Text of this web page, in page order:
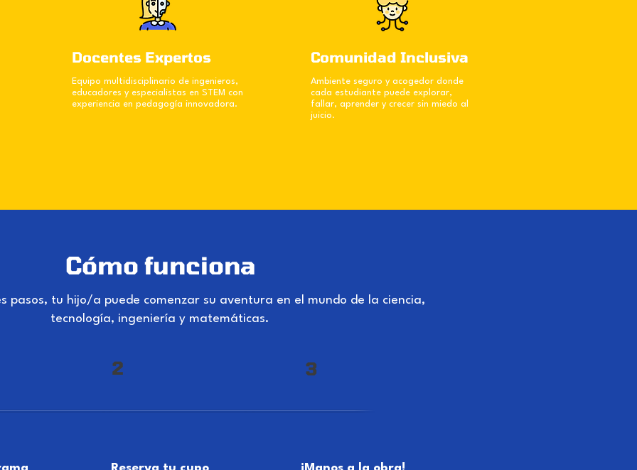
Docentes Expertos
Equipo multidisciplinario de ingenieros,
educadores y especialistas en STEM con
experiencia en pedagogía innovadora.
Comunidad Inclusiva
Ambiente seguro y acogedor donde
cada estudiante puede explorar,
fallar, aprender y crecer sin miedo al
juicio.
Cómo funciona
pasos, tu hijo/a puede comenzar su aventura en el mundo de la ciencia,
tecnología, ingeniería y matemáticas.
2 3